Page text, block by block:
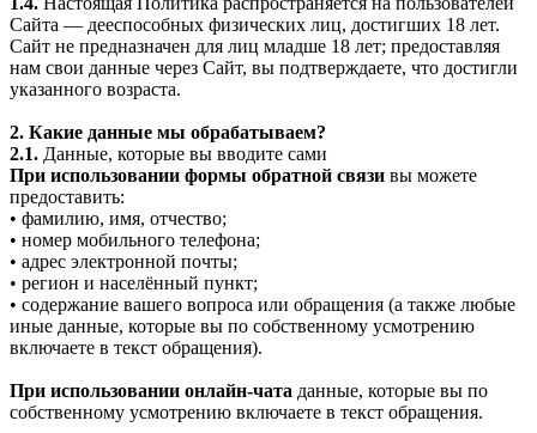
Сайта — дееспособных физических лиц, достигших 18 лет.
Сайт не предназначен для лиц младше 18 лет; предоставляя
нам свои данные через Сайт, вы подтверждаете, что достигли
указанного возраста.
2. Какие данные мы обрабатываем?
2.1. Данные, которые вы вводите сами
При использовании формы обратной связи вы можете
предоставить:
• фамилию, имя, отчество;
• номер мобильного телефона;
• адрес электронной почты;
• регион и населённый пункт;
• содержание вашего вопроса или обращения (а также любые
иные данные, которые вы по собственному усмотрению
включаете в текст обращения).
При использовании онлайн-чата данные, которые вы по
собственному усмотрению включаете в текст обращения.